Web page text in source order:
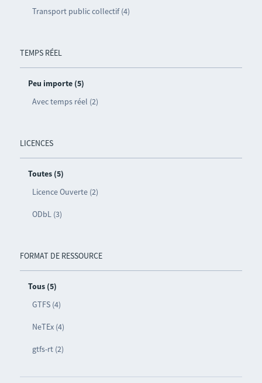
Transport public collectif (4)
TEMPS RÉEL
Peu importe (5)
Avec temps réel (2)
LICENCES
Toutes (5)
Licence Ouverte (2)
ODbL (3)
FORMAT DE RESSOURCE
Tous (5)
GTFS (4)
NeTEx (4)
gtfs-rt (2)